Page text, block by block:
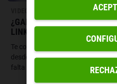
¿GAMER DE PC DESDE LA
LINK LO HACE POSIBLE
Te contamos cómo jugar en
desde tu smartphone o tablet, y 4
falta te hará.